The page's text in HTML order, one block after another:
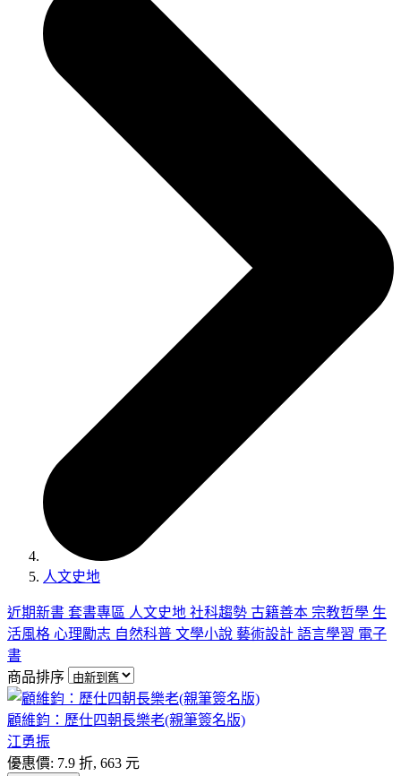
人文史地
近期新書 套書專區 人文史地 社科趨勢 古籍善本 宗教哲學 生
活風格 心理勵志 自然科普 文學小說 藝術設計 語言學習 電子
書
商品排序
顧維鈞：歷仕四朝長樂老(親筆簽名版)
江勇振
優惠價: 7.9 折, 663 元